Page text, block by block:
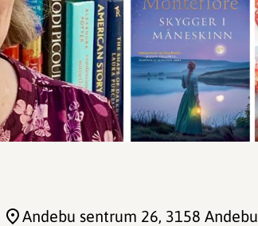
Andebu sentrum 26, 3158 Andebu